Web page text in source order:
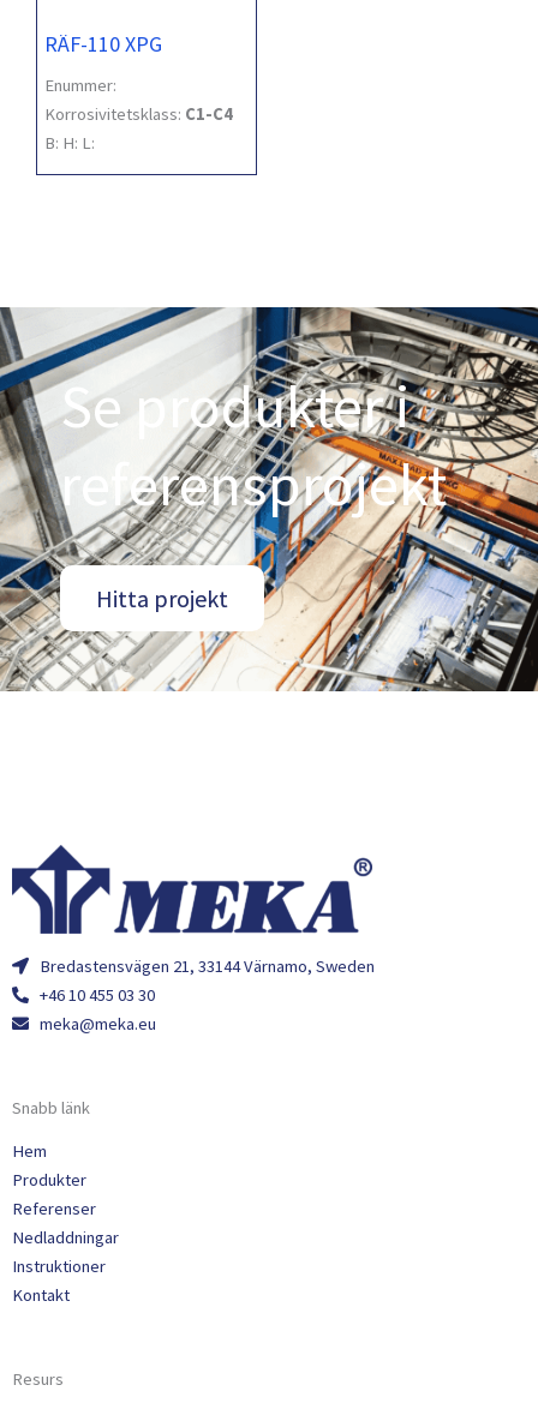
RÄF-110 XPG
Enummer:
Korrosivitetsklass: C1-C4
B: H: L:
Se produkter i
referensprojekt
Hitta projekt
Bredastensvägen 21, 33144 Värnamo, Sweden
+46 10 455 03 30
meka@meka.eu
Snabb länk
Hem
Produkter
Referenser
Nedladdningar
Instruktioner
Kontakt
Resurs